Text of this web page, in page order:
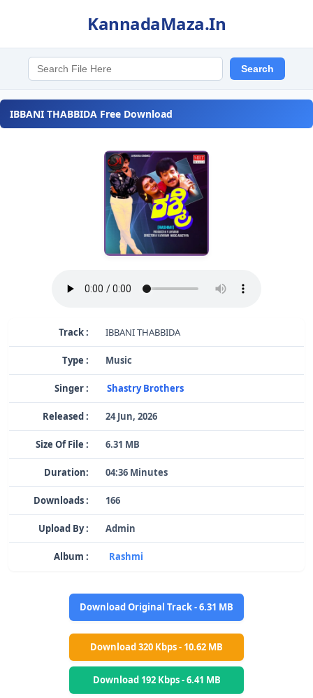
KannadaMaza.In
IBBANI THABBIDA Free Download
Track : IBBANI THABBIDA
Type : Music
Singer : Shastry Brothers
Released : 24 Jun, 2026
Size Of File : 6.31 MB
Duration: 04:36 Minutes
Downloads : 166
Upload By : Admin
Album : Rashmi
Download Original Track - 6.31 MB
Download 320 Kbps - 10.62 MB
Download 192 Kbps - 6.41 MB